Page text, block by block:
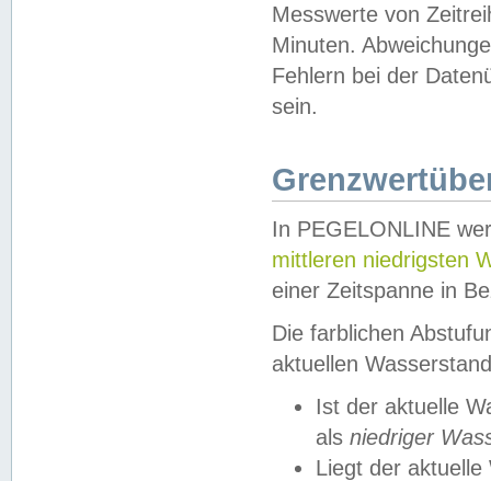
Messwerte von
Minuten.
Fehlern bei der
sein.
In PEGELONLINE
mittleren niedrigsten
einer Zeitspanne in
Die farblichen
aktuellen
Ist der aktuelle
als niedriger
Liegt der